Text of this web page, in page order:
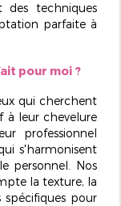
techniques
parfaite à
pour moi ?
qui cherchent
à leur chevelure
professionnel
s'harmonisent
personnel. Nos
la texture, la
spécifiques pour